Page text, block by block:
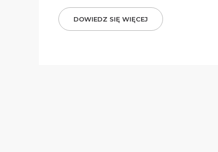
DOWIEDZ SIĘ WIĘCEJ